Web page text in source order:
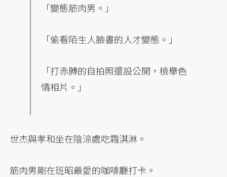
「變態筋肉男。」
「偷看陌生人臉書的人才變態。」
「打赤膊的自拍照還設公開，檢舉色
情相片。」
世杰與孝和坐在陰涼處吃霜淇淋。
筋肉男剛在班昭最愛的咖啡廳打卡。